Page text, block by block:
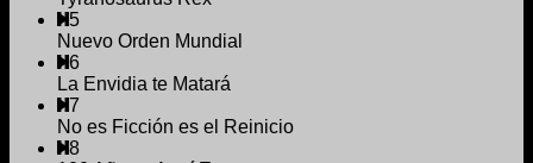
5
Nuevo Orden Mundial
6
La Envidia te Matará
7
No es Ficción es el Reinicio
8